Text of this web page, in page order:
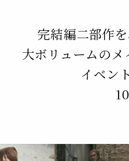
完結編二部作
大ボリュームのメ
イベン